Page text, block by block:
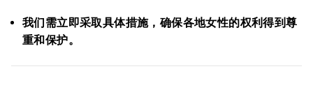
我们需立即采取具体措施，确保各地女性的权利得到尊
重和保护。